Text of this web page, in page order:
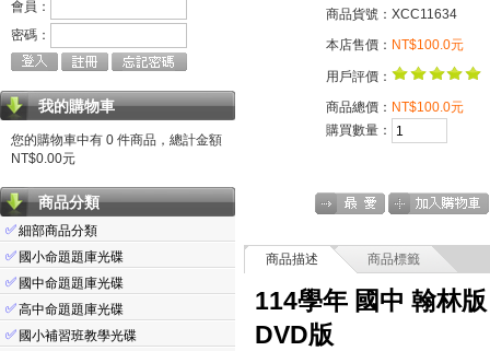
會員：
密碼：
我的購物車
您的購物車中有 0 件商品，總計金額
NT$0.00元
商品分類
✅細部商品分類
✅ 國小命題題庫光碟
✅ 國中命題題庫光碟
✅高中命題題庫光碟
✅ 國小補習班教學光碟
商品貨號：XCC11634
本店售價： NT$100.0元
用戶評價：
商品總價： NT$100.0元
購買數量：
商品描述 商品標籤
114學年 國中 翰林
DVD版